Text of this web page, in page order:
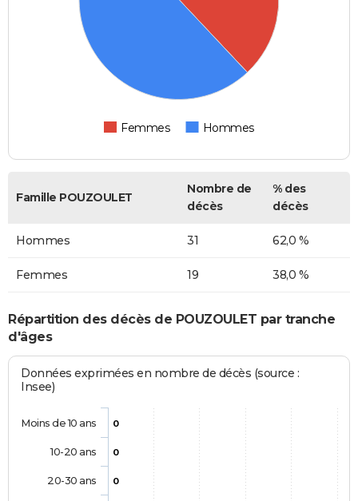
Femmes Hommes
Famille POUZOULET
Nombre de
décès
% des
décès
Hommes 31 62,0 %
Femmes 19 38,0 %
Répartition des décès de POUZOULET par tranche
d'âges
Données exprimées en nombre de décès (source :
Insee)
0
0
0
Moins de 10 ans
10-20 ans
20-30 ans